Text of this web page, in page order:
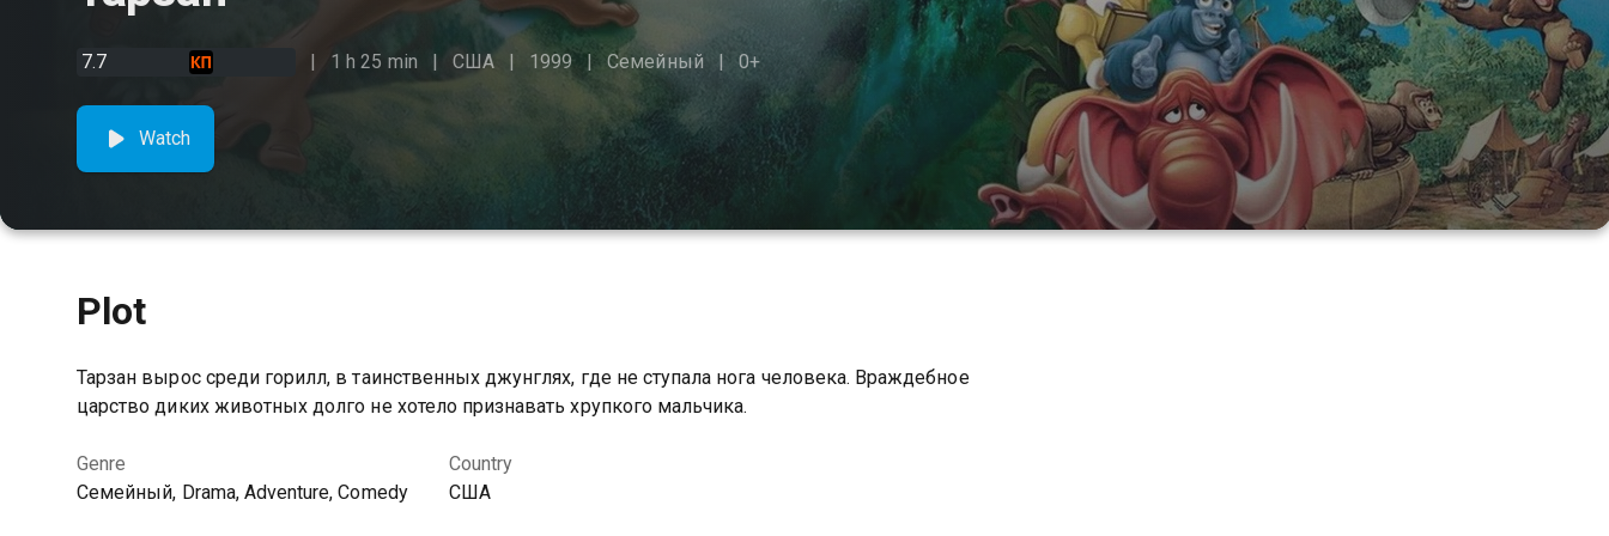
7.7 1 h 25 min США 1999 Семейный 0+
Watch
Plot
Тарзан вырос среди горилл, в таинственных джунглях, где не ступала нога человека. Враждебное
царство диких животных долго не хотело признавать хрупкого мальчика.
Genre
Семейный, Drama, Adventure, Comedy
Country
США